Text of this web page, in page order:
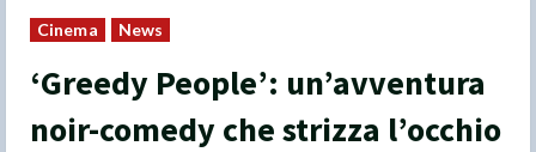
Cinema News
‘Greedy People’: un’avventura
noir-comedy che strizza l’occhio